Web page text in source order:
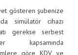
şubenize
simülatör cihazı
gerekse serbest
kapsamında
göre KDV ye